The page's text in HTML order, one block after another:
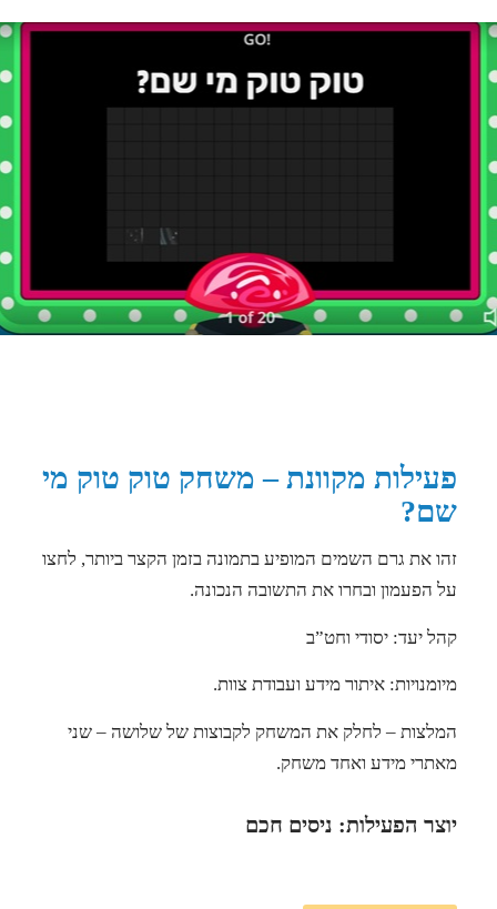
פעילות מקוונת – משחק טוק טוק מי
שם?
זהו את גרם השמים המופיע בתמונה בזמן הקצר ביותר, לחצו
על הפעמון ובחרו את התשובה הנכונה.
קהל יעד: יסודי וחט”ב
מיומנויות: איתור מידע ועבודת צוות.
המלצות – לחלק את המשחק לקבוצות של שלושה – שני
מאתרי מידע ואחד משחק.
יוצר הפעילות: ניסים חכם